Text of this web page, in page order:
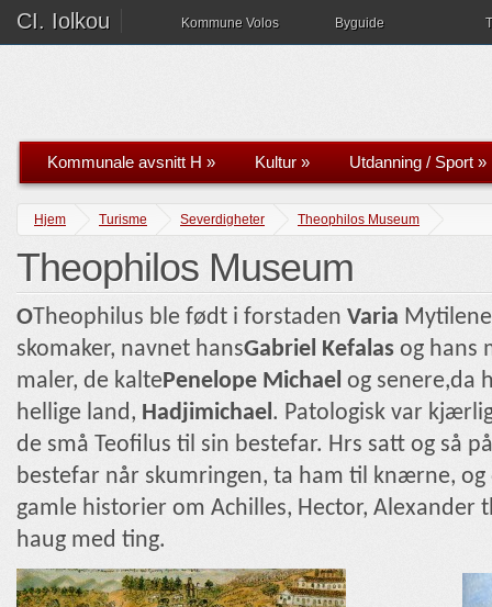
CI. Iolkou Kommune Volos Byguide
Kommunale avsnitt H » Kultur » Utdanning / Sport »
Hjem Turisme Severdigheter Theophilos Museum
Theophilos Museum
ΟTheophilus ble født i forstaden Varia
skomaker, navnet hansGabriel Kefalas og hans
maler, de kaltePenelope Michael og senere,da
hellige land, Hadjimichael. Patologisk var
de små Teofilus til sin bestefar. Hrs satt og så
bestefar når skumringen, ta ham til knærne,
gamle historier om Achilles, Hector, Alexander
haug med ting.